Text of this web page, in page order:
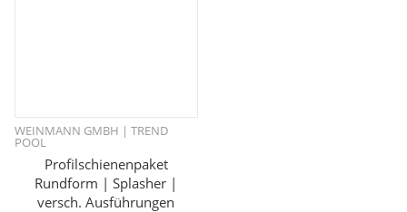
WEINMANN GMBH | TREND
POOL
Profilschienenpaket
Rundform | Splasher |
versch. Ausführungen